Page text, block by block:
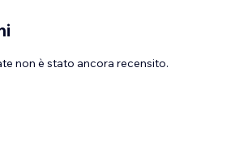
non è stato ancora recensito.